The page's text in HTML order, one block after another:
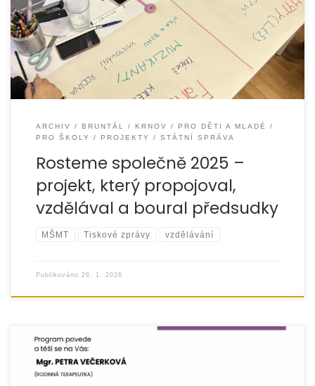
společně 2025“, jehož cílem bylo podporovat porozumění
mezi lidmi, posilovat respekt k odlišnostem a předcházet
ARCHIV BRUNTÁL KRNOV
PRO DĚTI A MLADÉ
PRO ŠKOLY
PROJEKTY STÁTNÍ SPRÁVA
Rosteme společně 2025 –
projekt, který propojoval,
vzdělával a boural předsudky
MŠMT Tiskové zprávy vzdělávání
Publikováno 26. 1. 2026